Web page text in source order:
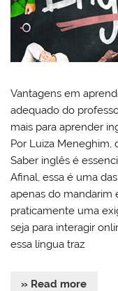
Vantagens em
adequado do
mais para aprender
Por Luiza Meneghim,
Saber inglês é
Afinal, essa é uma
apenas do mandarim
praticamente uma
seja para interagir
essa língua traz
» Read more